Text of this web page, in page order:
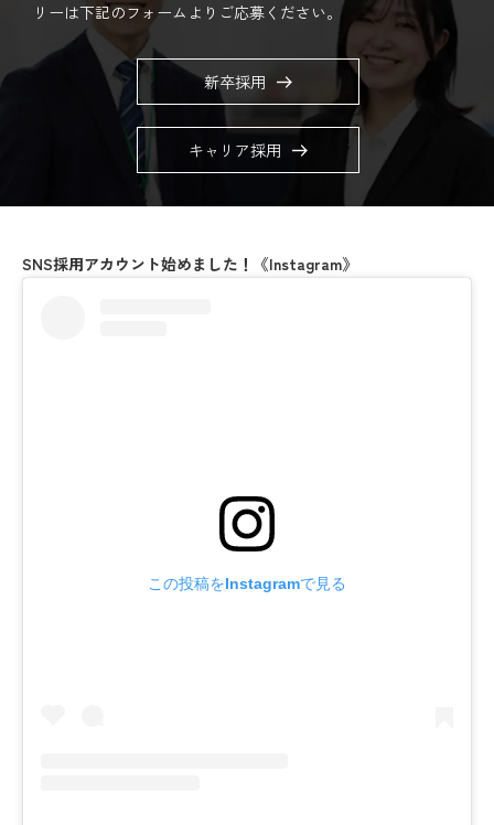
リーは下記のフォームより ご応募ください。
新卒採用
キャリア採用
SNS採用アカウント始めました！《Instagram》
この投稿をInstagramで見る